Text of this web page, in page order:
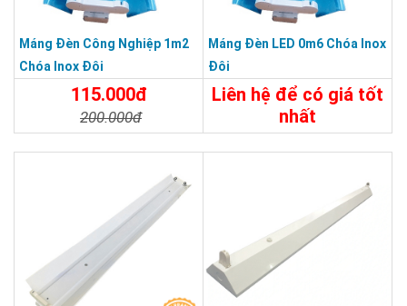
Máng Đèn Công Nghiệp 1m2
Chóa Inox Đôi
115.000đ
200.000đ
Máng Đèn LED 0m6 Chóa Inox
Đôi
Liên hệ để có giá tốt
nhất